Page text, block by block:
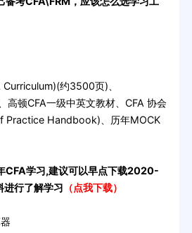
约3500页)、
高顿CFA一级中英文教材、CFA 协会
Practice Handbook)、历年MOCK
学习,建议可以早点下载2020-
进行了解学习 （点我下载）